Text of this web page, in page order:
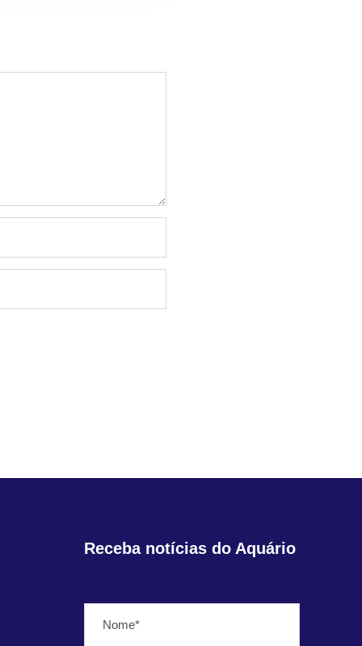
Receba notícias do Aquário